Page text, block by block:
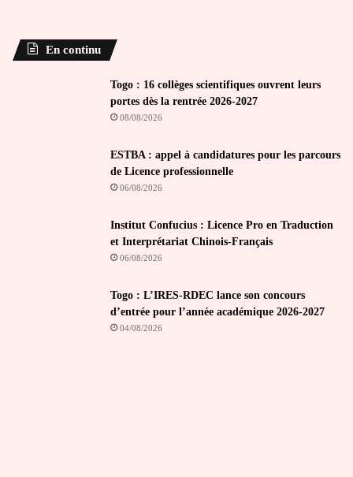
En continu
Togo : 16 collèges scientifiques ouvrent leurs
portes dès la rentrée 2026-2027
08/08/2026
ESTBA : appel à candidatures pour les parcours
de Licence professionnelle
06/08/2026
Institut Confucius : Licence Pro en Traduction
et Interprétariat Chinois-Français
06/08/2026
Togo : L’IRES-RDEC lance son concours
d’entrée pour l’année académique 2026-2027
04/08/2026